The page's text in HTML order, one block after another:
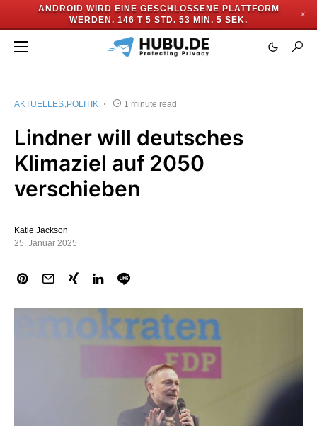
ANDROID WIRD EINE GESCHLOSSENE PLATTFORM
WERDEN. 146 T 5 STD. 53 MIN. 4 SEK.
✕
AKTUELLES POLITIK 1 minute read
Lindner will deutsches
Klimaziel auf 2050
verschieben
Katie Jackson
25. Januar 2025